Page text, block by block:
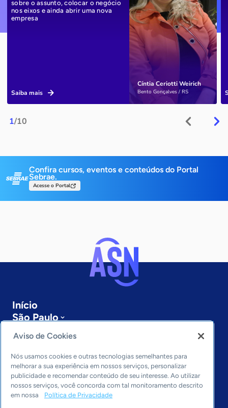
1/10
Cíntia Ceriotti Weirich
Bento Gonçalves / RS
sobre o assunto, colocar o negócio
nos eixos e ainda abrir uma nova
empresa
Saiba mais
Confira cursos, eventos e conteúdos do Portal
Sebrae.
Acesse o Portal
Início
São Paulo
Sobre a ASN
Últimas notícias
Entre em contato
Editorias
Economia & Política
Inovação & Tecnologia
Aviso de Cookies
Nós usamos cookies e outras tecnologias semelhantes para
melhorar a sua experiência em nossos serviços, personalizar
publicidade e recomendar conteúdo de seu interesse. Ao utilizar
nossos serviços, você concorda com tal monitoramento descrito
em nossa
Política de Privacidade